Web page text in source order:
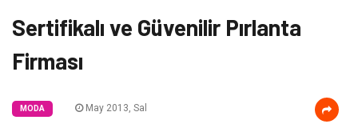
Sertifikalı ve Güvenilir Pırlanta
Firması
MODA May 2013, Sal